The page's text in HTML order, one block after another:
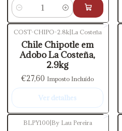
Quantidade
COST-CHIPO-2.8k La Costeña
Chile Chipotle em
Adobo La Costeña,
2.9kg
€27,60 Imposto Incluído
Ver detalhes
BLPY100|By Lau Pereira